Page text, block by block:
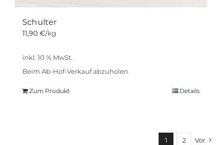
Schulter
11,90 €/kg
inkl. 10 % MwSt.
Beim Ab-Hof-Verkauf abzuholen
Zum Produkt Details
1 2 Vor